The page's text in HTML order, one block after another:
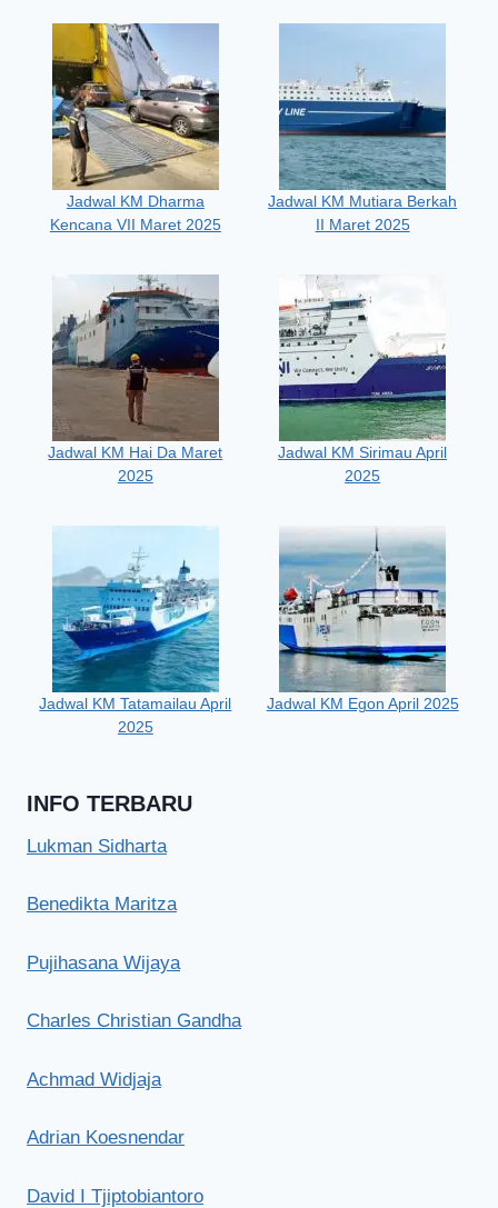
Jadwal KM Dharma
Kencana VII Maret 2025
Jadwal KM Mutiara Berkah
II Maret 2025
Jadwal KM Hai Da Maret
2025
Jadwal KM Sirimau April
2025
Jadwal KM Tatamailau April
2025
Jadwal KM Egon April 2025
INFO TERBARU
Lukman Sidharta
Benedikta Maritza
Pujihasana Wijaya
Charles Christian Gandha
Achmad Widjaja
Adrian Koesnendar
David I Tjiptobiantoro